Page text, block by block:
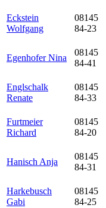
Eckstein
Wolfgang
08145
84-23
Egenhofer Nina
08145
84-41
Englschalk
Renate
08145
84-33
Furtmeier
Richard
08145
84-20
Hanisch Anja
08145
84-31
Harkebusch
Gabi
08145
84-25